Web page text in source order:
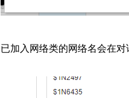
已加入网络类的网络名会在